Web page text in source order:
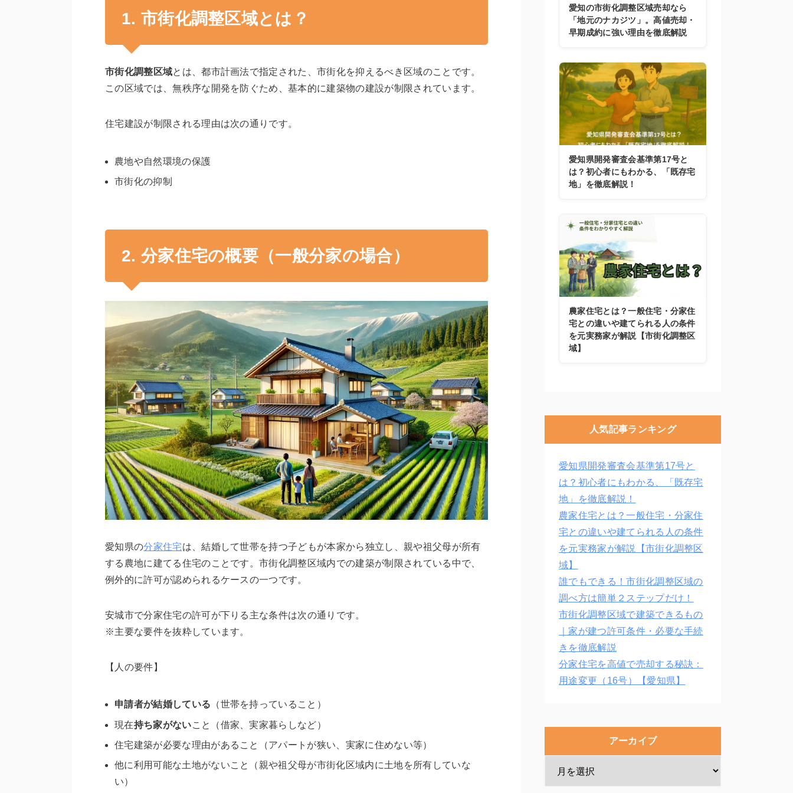
1. 市街化調整区域とは？
市街化調整区域とは、都市計画法で指定された、市街化を抑えるべき区域のことです。
この区域では、無秩序な開発を防ぐため、基本的に建築物の建設が制限されています。
住宅建設が制限される理由は次の通りです。
農地や自然環境の保護
市街化の抑制
2. 分家住宅の概要（一般分家の場合）
愛知県の分家住宅は、結婚して世帯を持つ子どもが本家から独立し、親や祖父母が所有
する農地に建てる住宅のことです。市街化調整区域内での建築が制限されている中で、
例外的に許可が認められるケースの一つです。
安城市で分家住宅の許可が下りる主な条件は次の通りです。
※主要な要件を抜粋しています。
【人の要件】
申請者が結婚している （世帯を持っていること）
現在持ち家がないこと（借家、実家暮らしなど）
住宅建築が必要な理由があること（アパートが狭い、実家に住めない等）
他に利用可能な土地がないこと（親や祖父母が市街化区域内に土地を所有していな
い）
愛知の市街化調整区域売却なら
「地元のナカジツ」。高値売却・
早期成約に強い理由を徹底解説
愛知県開発審査会基準第17号と
は？初心者にもわかる、「既存宅
地」を徹底解説！
農家住宅とは？一般住宅・分家住
宅との違いや建てられる人の条件
を元実務家が解説【市街化調整区
域】
人気記事ランキング
愛知県開発審査会基準第17号と
は？初心者にもわかる、「既存宅
地」を徹底解説！
農家住宅とは？一般住宅・分家住
宅との違いや建てられる人の条件
を元実務家が解説【市街化調整区
域】
誰でもできる！市街化調整区域の
調べ方は簡単２ステップだけ！
市街化調整区域で建築できるもの
｜家が建つ許可条件・必要な手続
きを徹底解説
分家住宅を高値で売却する秘訣：
用途変更（16号）【愛知県】
アーカイブ